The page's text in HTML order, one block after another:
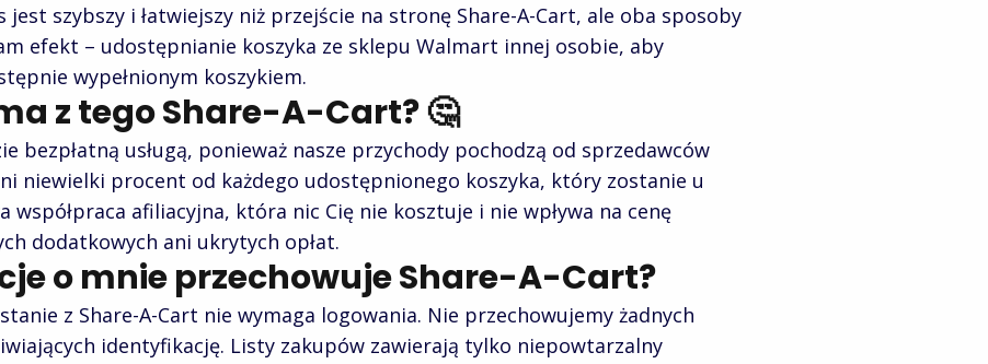
jest szybszy i łatwiejszy niż przejście na stronę Share-A-Cart, ale oba sposoby
efekt – udostępnianie koszyka ze sklepu Walmart innej osobie, aby
wypełnionym koszykiem.
z tego Share-A-Cart? 🤔
bezpłatną usługą, ponieważ nasze przychody pochodzą od sprzedawców
niewielki procent od każdego udostępnionego koszyka, który zostanie u
współpraca afiliacyjna, która nic Cię nie kosztuje i nie wpływa na cenę
dodatkowych ani ukrytych opłat.
o mnie przechowuje Share-A-Cart?
z Share-A-Cart nie wymaga logowania. Nie przechowujemy żadnych
identyfikację. Listy zakupów zawierają tylko niepowtarzalny